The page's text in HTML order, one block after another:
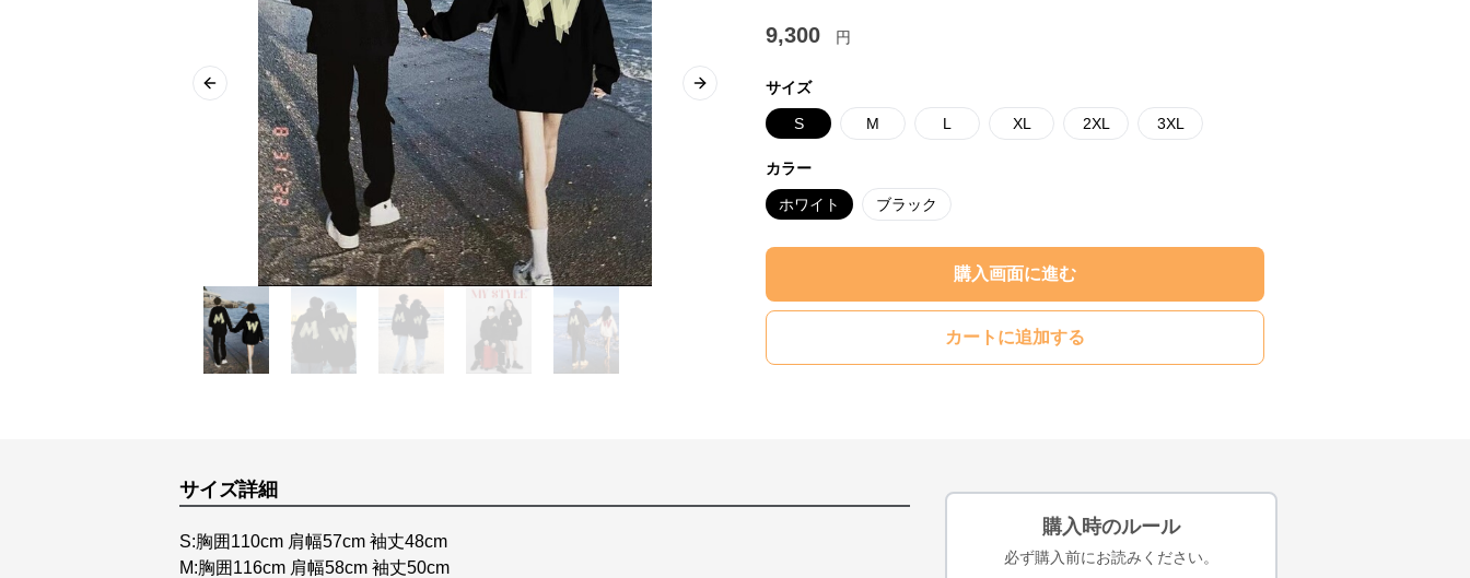
Previous slide Next slide
9,300 円
サイズ
S M L XL 2XL 3XL
カラー
ホワイト ブラック
購入画面に進む
カートに追加する
サイズ詳細
S:胸囲110cm 肩幅57cm 袖丈48cm
M:胸囲116cm 肩幅58cm 袖丈50cm
購入時のルール
必ず購入前にお読みください。